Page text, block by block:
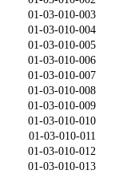
01-03-010-003
01-03-010-004
01-03-010-005
01-03-010-006
01-03-010-007
01-03-010-008
01-03-010-009
01-03-010-010
01-03-010-011
01-03-010-012
01-03-010-013